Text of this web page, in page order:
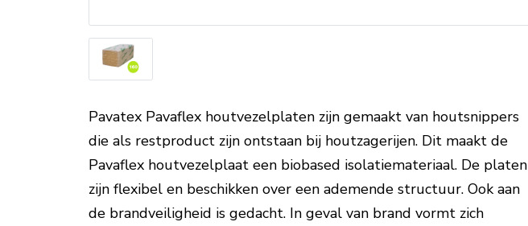
Pavatex Pavaflex houtvezelplaten zijn gemaakt van houtsnippers
die als restproduct zijn ontstaan bij houtzagerijen. Dit maakt de
Pavaflex houtvezelplaat een biobased isolatiemateriaal. De platen
zijn flexibel en beschikken over een ademende structuur. Ook aan
de brandveiligheid is gedacht. In geval van brand vormt zich